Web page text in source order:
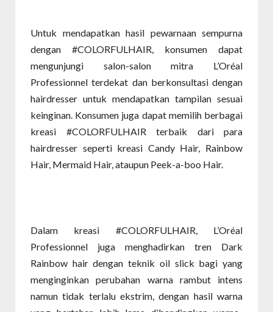
Untuk mendapatkan hasil pewarnaan sempurna
dengan #COLORFULHAIR, konsumen dapat
mengunjungi salon-salon mitra L’Oréal
Professionnel terdekat dan berkonsultasi dengan
hairdresser untuk mendapatkan tampilan sesuai
keinginan. Konsumen juga dapat memilih berbagai
kreasi #COLORFULHAIR terbaik dari para
hairdresser seperti kreasi Candy Hair, Rainbow
Hair, Mermaid Hair, ataupun Peek-a-boo Hair.
Dalam kreasi #COLORFULHAIR, L’Oréal
Professionnel juga menghadirkan tren Dark
Rainbow hair dengan teknik oil slick bagi yang
menginginkan perubahan warna rambut intens
namun tidak terlalu ekstrim, dengan hasil warna